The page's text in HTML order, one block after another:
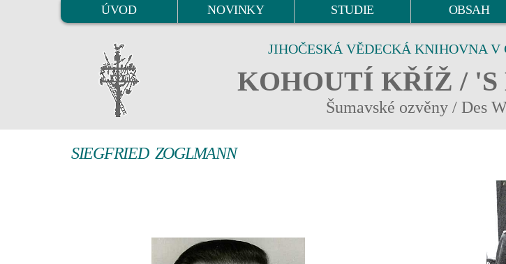
ÚVOD NOVINKY STUDIE OBSAH
JIHOČESKÁ VĚDECKÁ KNIHOVNA V
KOHOUTÍ KŘÍŽ /
Šumavské ozvěny / Des
SIEGFRIED ZOGLMANN